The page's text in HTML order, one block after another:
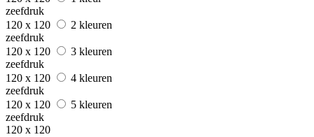
zeefdruk
120 x 120
2 kleuren
zeefdruk
120 x 120
3 kleuren
zeefdruk
120 x 120
4 kleuren
zeefdruk
120 x 120
5 kleuren
zeefdruk
120 x 120